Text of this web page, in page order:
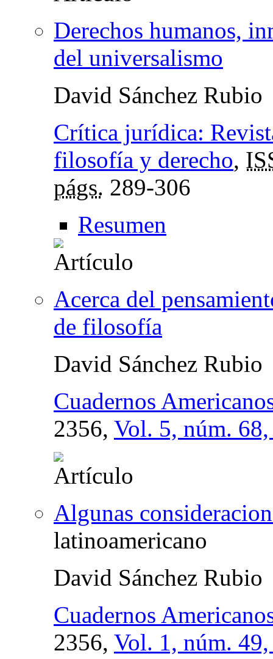
Derechos humanos,
del universalismo
David Sánchez Rubio
Crítica jurídica:
filosofía y derecho,
págs. 289-306
Resumen
Acerca del
de filosofía
David Sánchez Rubio
Cuadernos
2356, Vol. 5, núm.
Algunas
latinoamericano
David Sánchez Rubio
Cuadernos
2356, Vol. 1, núm.